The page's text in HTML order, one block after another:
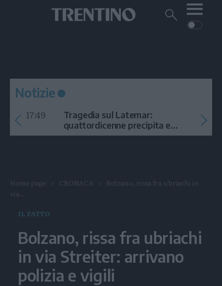
Cerca
CRONACA
GARDA
CULTURA
VIDEO
Notizie
17:49
Tragedia sul Latemar:
quattordicenne precipita e
muore
Home page CRONACA
Bolzano, rissa fra ubriachi in
via...
IL FATTO
Bolzano, rissa fra ubriachi
in via Streiter: arrivano
polizia e vigili